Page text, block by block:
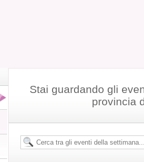
Stai guardando gli
provincia